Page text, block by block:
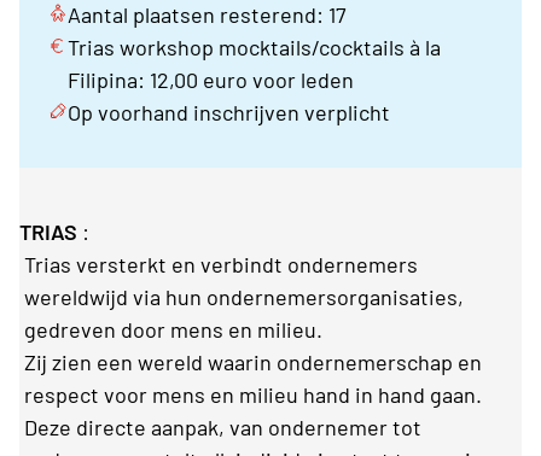
Aantal plaatsen resterend: 17
Trias workshop mocktails/cocktails à la
Filipina: 12,00 euro voor leden
Op voorhand inschrijven verplicht
TRIAS :
Trias versterkt en verbindt ondernemers
wereldwijd via hun ondernemersorganisaties,
gedreven door mens en milieu.
Zij zien een wereld waarin ondernemerschap en
respect voor mens en milieu hand in hand gaan.
Deze directe aanpak, van ondernemer tot